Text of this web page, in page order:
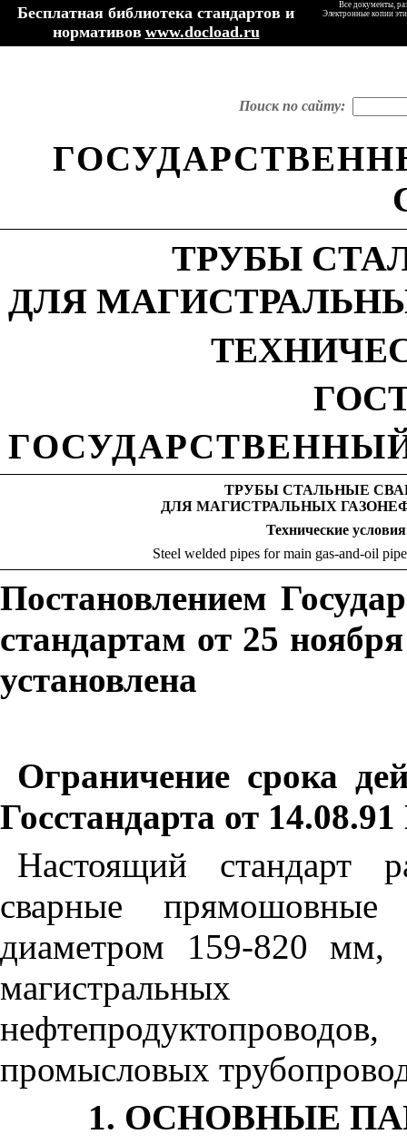
Бесплатная библиотека стандартов и
нормативов www.docload.ru
Все документы,
Электронные копии
Поиск по сайту:
ТРУБЫ
ДЛЯ
ГОСТ
ТРУБЫ СТАЛЬНЫЕ
ДЛЯ МАГИСТРАЛЬНЫХ
Технические условия
Steel welded pipes for main gas-and-oil
Постановлением
стандартам от 25
установлена
Ограничение срока
Госстандарта от
Настоящий стандарт
сварные
диаметром 159-820 мм,
магистральных
промысловых
1. ОСНОВНЫЕ